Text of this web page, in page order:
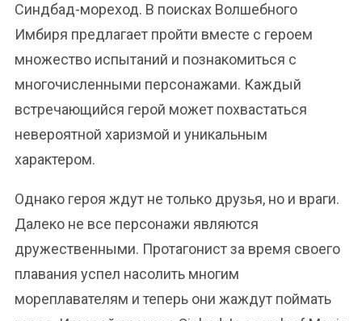
Синдбад-мореход. В поисках Волшебного
Имбиря предлагает пройти вместе с героем
множество испытаний и познакомиться с
многочисленными персонажами. Каждый
встречающийся герой может похвастаться
невероятной харизмой и уникальным
характером.
Однако героя ждут не только друзья, но и враги.
Далеко не все персонажи являются
дружественными. Протагонист за время своего
плавания успел насолить многим
мореплавателям и теперь они жаждут поймать